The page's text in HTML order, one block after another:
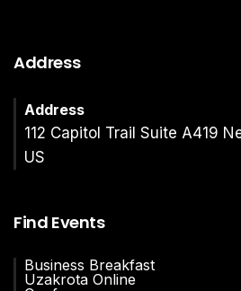
Address
Address
112 Capitol Trail Suite A419
US
Find Events
Business Breakfast
Uzakrota Online